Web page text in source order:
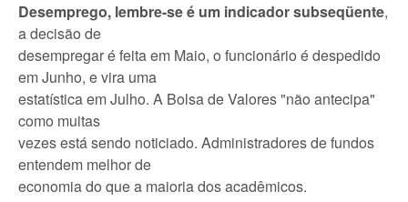
Desemprego, lembre-se é um indicador subseqüente,
a decisão de
desempregar é feita em Maio, o funcionário é despedido
em Junho, e vira uma
estatística em Julho. A Bolsa de Valores "não antecipa"
como muitas
vezes está sendo noticiado. Administradores de fundos
entendem melhor de
economia do que a maioria dos acadêmicos.